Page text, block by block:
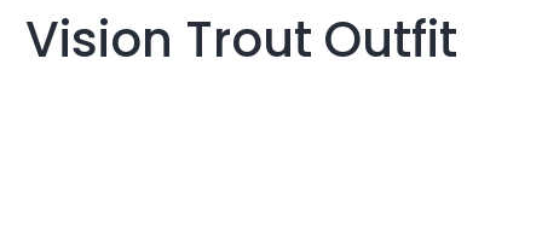
Vision Trout Outfit